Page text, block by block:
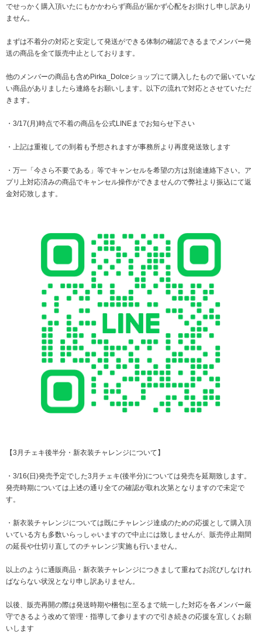
でせっかく購入頂いたにもかかわらず商品が届かず心配をお掛けし申し訳あり
ません。
まずは不着分の対応と安定して発送ができる体制の確認できるまでメンバー発
送の商品を全て販売中止としております。
他のメンバーの商品も含めPirka_Dolceショップにて購入したもので届いていな
い商品がありましたら連絡をお願いします。以下の流れで対応とさせていただ
きます。
・3/17(月)時点で不着の商品を公式LINEまでお知らせ下さい
・上記は重複しての到着も予想されますが事務所より再度発送致します
・万一「今さら不要である」等でキャンセルを希望の方は別途連絡下さい。ア
プリ上対応済みの商品でキャンセル操作ができませんので弊社より振込にて返
金対応致します。
【3月チェキ後半分・新衣装チャレンジについて】
・3/16(日)発売予定でした3月チェキ(後半分)については発売を延期致します。
発売時期については上述の通り全ての確認が取れ次第となりますので未定で
す。
・新衣装チャレンジについては既にチャレンジ達成のための応援として購入頂
いている方も多数いらっしゃいますので中止には致しませんが、販売停止期間
の延長や仕切り直してのチャレンジ実施も行いません。
以上のように通販商品・新衣装チャレンジにつきまして重ねてお詫びしなけれ
ばならない状況となり申し訳ありません。
以後、販売再開の際は発送時期や梱包に至るまで統一した対応を各メンバー厳
守できるよう改めて管理・指導して参りますので引き続きの応援を宜しくお願
いします